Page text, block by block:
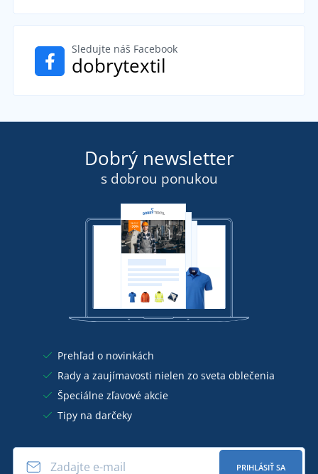
Sledujte náš Facebook
dobrytextil
Dobrý newsletter
s dobrou ponukou
Prehľad o novinkách
Rady a zaujímavosti nielen zo sveta oblečenia
Špeciálne zľavové akcie
Tipy na darčeky
PRIHLÁSIŤ SA